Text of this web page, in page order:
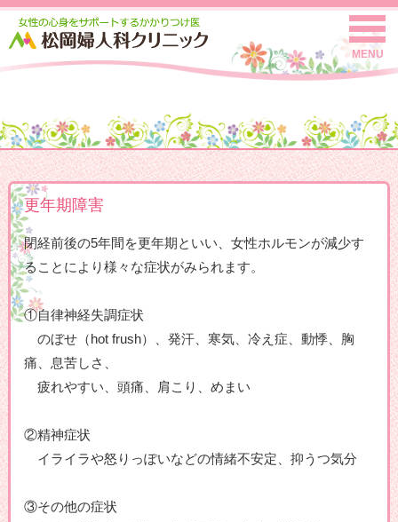
MENU
更年期障害
閉経前後の5年間を更年期といい、女性ホルモンが減少す
ることにより様々な症状がみられます。
①自律神経失調症状
のぼせ（hot frush）、発汗、寒気、冷え症、動悸、胸
痛、息苦しさ、
疲れやすい、頭痛、肩こり、めまい
②精神症状
イライラや怒りっぽいなどの情緒不安定、抑うつ気分
③その他の症状